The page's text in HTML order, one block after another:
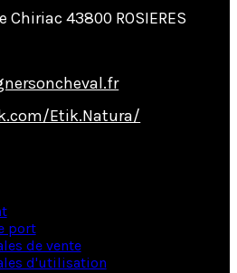
Chiriac 43800 ROSIERES
Etik.Natura/
port
de vente
d'utilisation